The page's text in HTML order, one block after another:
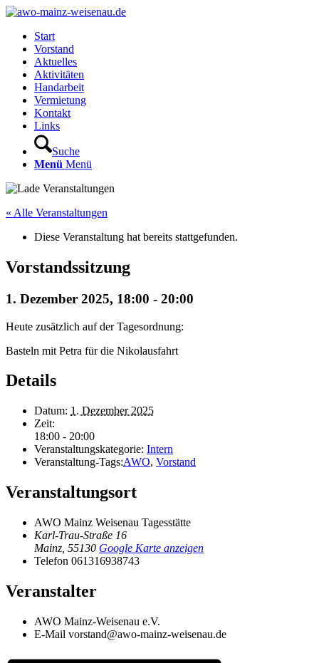
Start
Vorstand
Aktuelles
Aktivitäten
Handarbeit
Vermietung
Kontakt
Links
Suche
Menü Menü
« Alle Veranstaltungen
Diese Veranstaltung hat bereits stattgefunden.
Vorstandssitzung
1. Dezember 2025, 18:00 - 20:00
Heute zusätzlich auf der Tagesordnung:
Basteln mit Petra für die Nikolausfahrt
Details
Datum: 1. Dezember 2025
Zeit:
18:00 - 20:00
Veranstaltungskategorie: Intern
Veranstaltung-Tags:AWO, Vorstand
Veranstaltungsort
AWO Mainz Weisenau Tagesstätte
Karl-Trau-Straße 16
Mainz 55130 Google Karte anzeigen
Telefon 061316938743
Veranstalter
AWO Mainz-Weisenau e.V.
E-Mail vorstand@awo-mainz-weisenau.de